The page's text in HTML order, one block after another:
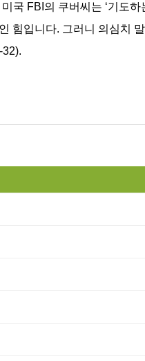
국 FBI의 쿠버씨는 ‘기도
힘입니다. 그러니 의심치